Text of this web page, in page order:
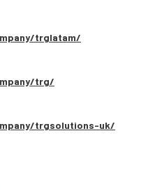
trglatam/
trg/
trgsolutions-uk/